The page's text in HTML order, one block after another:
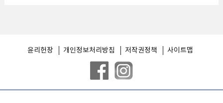
윤리헌장 개인정보처리방침 저작권정책 사이트맵